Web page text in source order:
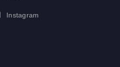
Instagram